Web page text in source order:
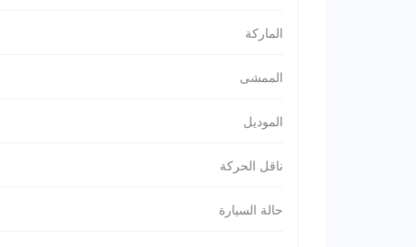
الماركة
الممشى
الموديل
ناقل الحركة
حالة السيارة